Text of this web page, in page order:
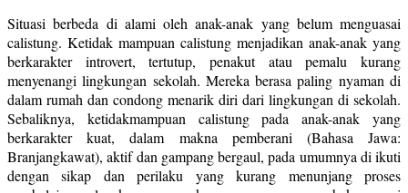
Situasi berbeda di alami oleh anak-anak yang belum menguasai
calistung. Ketidak mampuan calistung menjadikan anak-anak yang
berkarakter introvert, tertutup, penakut atau pemalu kurang
menyenangi lingkungan sekolah. Mereka berasa paling nyaman di
dalam rumah dan condong menarik diri dari lingkungan di sekolah.
Sebaliknya, ketidakmampuan calistung pada anak-anak yang
berkarakter kuat, dalam makna pemberani (Bahasa Jawa:
Branjangkawat), aktif dan gampang bergaul, pada umumnya di ikuti
dengan sikap dan perilaku yang kurang menunjang proses